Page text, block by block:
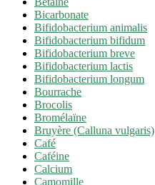
Bicarbonate
Bifidobacterium animalis
Bifidobacterium bifidum
Bifidobacterium breve
Bifidobacterium lactis
Bifidobacterium longum
Bourrache
Brocolis
Bromélaïne
Bruyère (Calluna vulgaris)
Café
Caféine
Calcium
Camomille